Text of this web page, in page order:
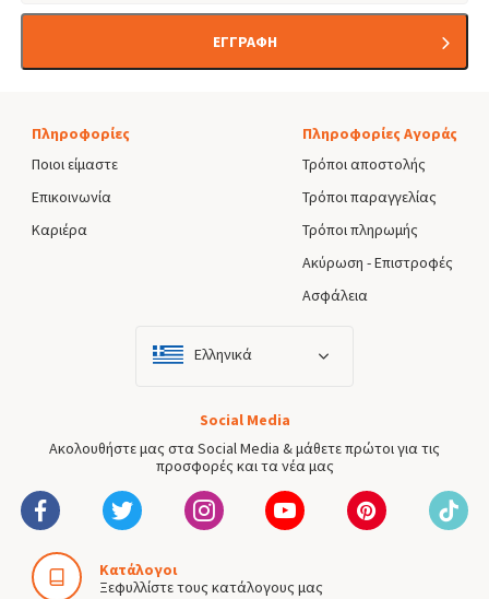
ΕΓΓΡΑΦΗ
Πληροφορίες
Ποιοι είμαστε
Επικοινωνία
Καριέρα
Πληροφορίες Αγοράς
Τρόποι αποστολής
Τρόποι παραγγελίας
Τρόποι πληρωμής
Ακύρωση - Επιστροφές
Ασφάλεια
Ελληνικά
Social Media
Ακολουθήστε μας στα Social Media & μάθετε πρώτοι για τις
προσφορές και τα νέα μας
Κατάλογοι
Ξεφυλλίστε τους κατάλογους μας